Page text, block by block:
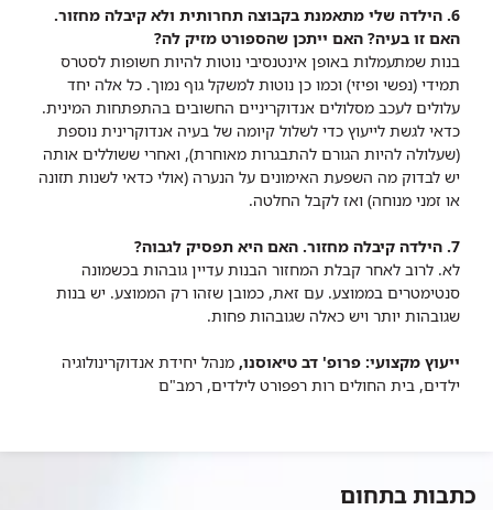
6. הילדה שלי מתאמנת בקבוצה תחרותית ולא קיבלה מחזור.
האם זו בעיה? האם ייתכן שהספורט מזיק לה?
בנות שמתעמלות באופן אינטנסיבי נוטות להיות חשופות לסטרס
תמידי (נפשי ופיזי) וכמו כן נוטות למשקל גוף נמוך. כל אלה יחד
עלולים לעכב מסלולים אנדוקריניים החשובים בהתפתחות המינית.
כדאי לגשת לייעוץ כדי לשלול קיומה של בעיה אנדוקרינית נוספת
(שעלולה להיות הגורם להתבגרות מאוחרת), ואחרי ששוללים אותה
יש לבדוק מה השפעת האימונים על הנערה (אולי כדאי לשנות תזונה
או זמני מנוחה) ואז לקבל החלטה.
7. הילדה קיבלה מחזור. האם היא תפסיק לגבוה?
לא. לרוב לאחר קבלת המחזור הבנות עדיין גובהות בכשמונה
סנטימטרים בממוצע. עם זאת, כמובן שזהו רק הממוצע. יש בנות
שגובהות יותר ויש כאלה שגובהות פחות.
ייעוץ מקצועי: פרופ' דב טיאוסנו, מנהל יחידת אנדוקרינולוגיה
ילדים, בית החולים רות רפפורט לילדים, רמב"ם
כתבות בתחום